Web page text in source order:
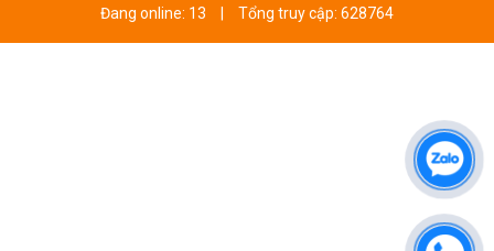
Đang online: 13
| Tổng truy cập: 628764